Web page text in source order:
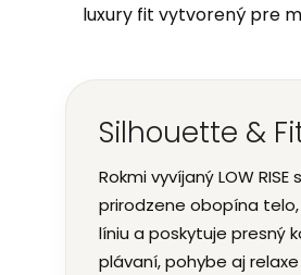
luxury fit vytvorený pre
Silhouette &
Rokmi vyvíjaný LOW RISE
prirodzene obopína
líniu a poskytuje presný
plávaní, pohybe aj